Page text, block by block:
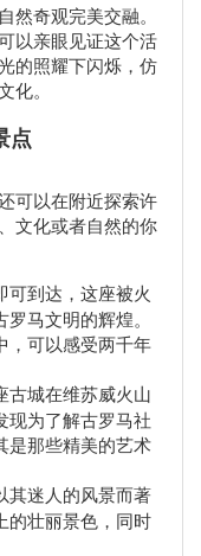
然奇观完美交融。
以亲眼见证这个活
的照耀下闪烁，仿
。
点
可以在附近探索许
文化或者自然的你
可到达，这座被火
马文明的辉煌。
，可以感受两千年
古城在维苏威火山
现为了解古罗马社
是那些精美的艺术
其迷人的风景而著
的壮丽景色，同时